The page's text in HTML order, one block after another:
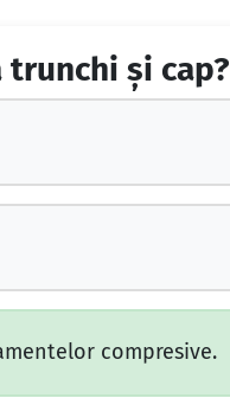
trunchi și cap?
compresive.